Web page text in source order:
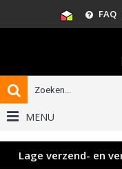
FAQ
MENU
Lage verzend- en